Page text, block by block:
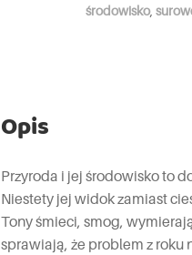
środowisko,
Opis
Przyroda i jej środowisko to
Niestety jej widok zamiast
Tony śmieci, smog,
sprawiają, że problem z roku